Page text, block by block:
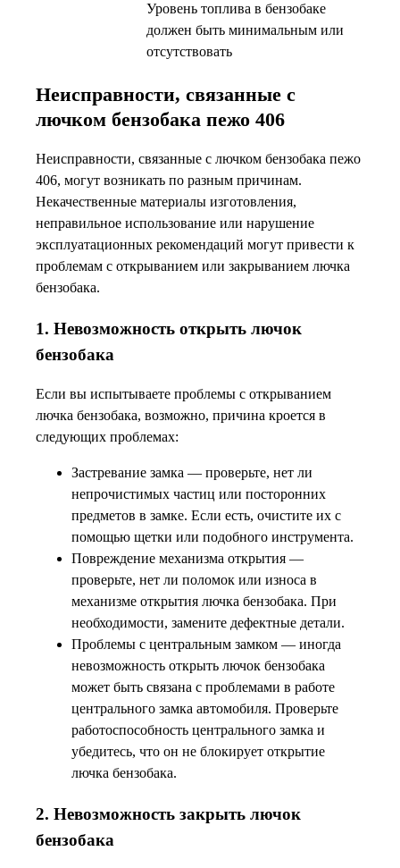
Уровень топлива в бензобаке
должен быть минимальным или
отсутствовать
Неисправности, связанные с
лючком бензобака пежо 406
Неисправности, связанные с лючком бензобака пежо
406, могут возникать по разным причинам.
Некачественные материалы изготовления,
неправильное использование или нарушение
эксплуатационных рекомендаций могут привести к
проблемам с открыванием или закрыванием лючка
бензобака.
1. Невозможность открыть лючок
бензобака
Если вы испытываете проблемы с открыванием
лючка бензобака, возможно, причина кроется в
следующих проблемах:
Застревание замка — проверьте, нет ли
непрочистимых частиц или посторонних
предметов в замке. Если есть, очистите их с
помощью щетки или подобного инструмента.
Повреждение механизма открытия —
проверьте, нет ли поломок или износа в
механизме открытия лючка бензобака. При
необходимости, замените дефектные детали.
Проблемы с центральным замком — иногда
невозможность открыть лючок бензобака
может быть связана с проблемами в работе
центрального замка автомобиля. Проверьте
работоспособность центрального замка и
убедитесь, что он не блокирует открытие
лючка бензобака.
2. Невозможность закрыть лючок
бензобака